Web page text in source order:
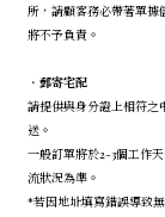
所，請顧客務必帶著單據
將不予負責。
． 郵寄宅配
請提供與身分證上相符之
送。
一般訂單將於2-3個工作
流狀況為準。
*若因地址填寫錯誤導致